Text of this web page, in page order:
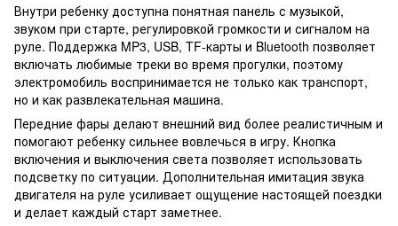
Внутри ребенку доступна понятная панель с музыкой,
звуком при старте, регулировкой громкости и сигналом на
руле. Поддержка MP3, USB, TF-карты и Bluetooth позволяет
включать любимые треки во время прогулки, поэтому
электромобиль воспринимается не только как транспорт,
но и как развлекательная машина.
Передние фары делают внешний вид более реалистичным и
помогают ребенку сильнее вовлечься в игру. Кнопка
включения и выключения света позволяет использовать
подсветку по ситуации. Дополнительная имитация звука
двигателя на руле усиливает ощущение настоящей поездки
и делает каждый старт заметнее.